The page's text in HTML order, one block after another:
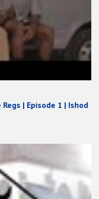
| Episode 1 | Ishod